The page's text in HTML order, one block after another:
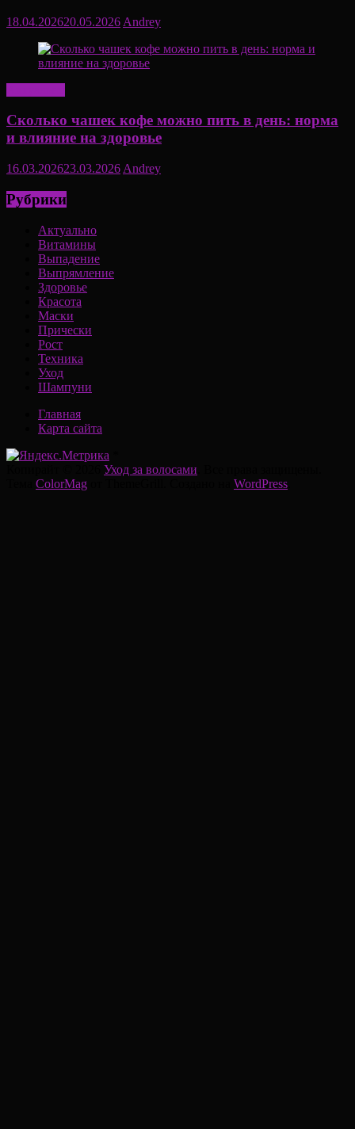
18.04.202620.05.2026 Andrey
Сколько чашек кофе можно пить в день: норма
и влияние на здоровье
16.03.202623.03.2026 Andrey
Рубрики
Актуально
Витамины
Выпадение
Выпрямление
Здоровье
Красота
Маски
Прически
Рост
Техника
Уход
Шампуни
Главная
Карта сайта
Уход за волосами
ColorMag WordPress